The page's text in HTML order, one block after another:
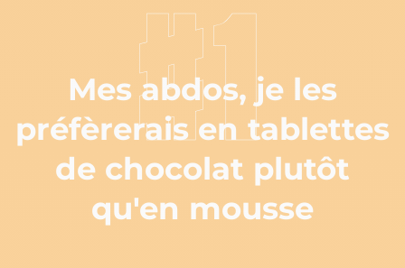
#1
Mes abdos, je les
préfèrerais en tablettes
de chocolat plutôt
qu'en mousse